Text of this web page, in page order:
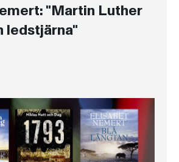
"Martin Luther
ledstjärna"